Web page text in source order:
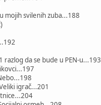
mojih svilenih zuba...188
razlog da se bude u PEN-u...193
igrač...201